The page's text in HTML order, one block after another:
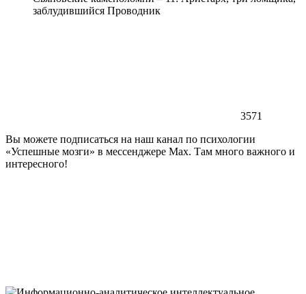
заблудившийся Проводник
3571
Вы можете подписаться на наш канал по психологии
«Успешные мозги» в мессенджере Max. Там много важного и
интересного!